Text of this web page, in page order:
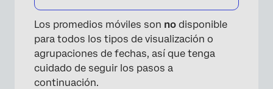
Los promedios móviles son no disponible
para todos los tipos de visualización o
agrupaciones de fechas, así que tenga
cuidado de seguir los pasos a
continuación.